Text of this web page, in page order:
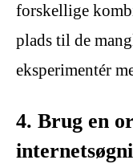
forskellige
plads til de
eksperimentér
4. Brug en